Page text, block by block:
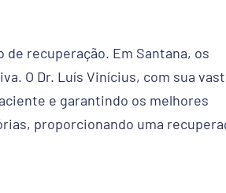
recuperação. Em Santana, os
O Dr. Luís Vinícius, com sua
e garantindo os melhores
proporcionando uma